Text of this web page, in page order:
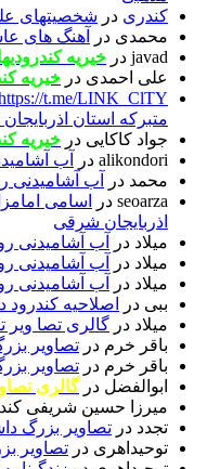
کندری در شخصیتهای
محمدی در
آهنگ های
javad در خیریه
علی احمدی در خیریه
t.me/LINK_ClTY
متبرکه استان
جواد کاکایی در خیریه
alikondori در
آب
محمد در
آب آشامیدنی
seoarza در
اسامی
اذربایجان شرقی
میلاد در
آب آشامیدنی
میلاد در
آب آشامیدنی
میلاد در
آب آشامیدنی
ببی در
اصلاحیه
میلاد در گالری تصا ویر
باقر خرم در تصاویر
باقر خرم در تصاویر
ابوالفضل درگالری
میرزا حسین شریفی
تجدد در تصاویر بزرگ
توحیداهری در تصاویر